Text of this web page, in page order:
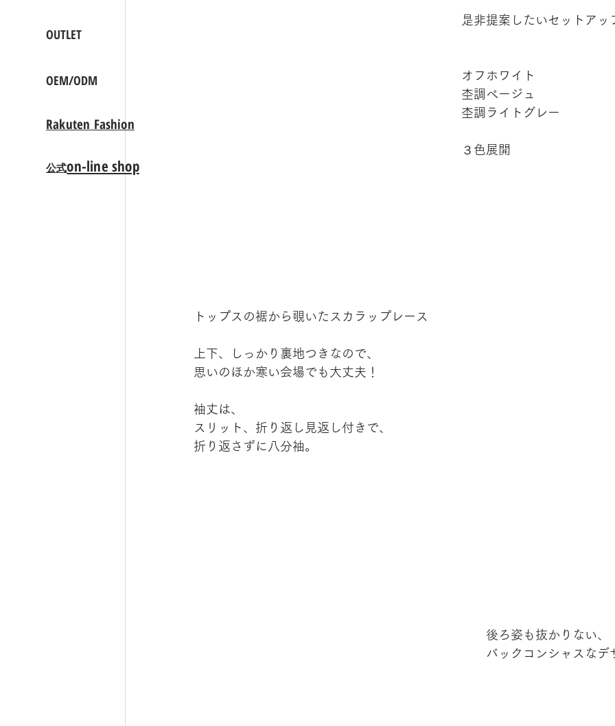
是非提案したいセットア
オフホワイト
杢調ベージュ
杢調ライトグレー
３色展開
トップスの裾から覗いたスカラップレース
上下、しっかり裏地つきなので、
思いのほか寒い会場でも大丈夫！
袖丈は、
スリット、折り返し見返し付きで、
折り返さずに八分袖。
後ろ姿も抜かりない、
バックコンシャスなデ
OUTLET
OEM/ODM
Rakuten Fashion
公式on-line shop